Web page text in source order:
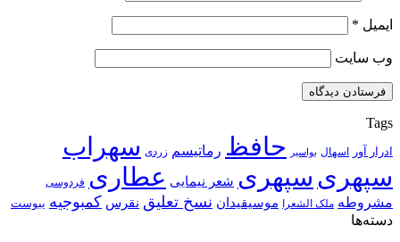
ایمیل *
وب‌ سایت
Tags
ادرار آور اسهال بواسیر حافظ رماتیسم زردی سهراب
سپهری سپهری شعر نیمایی عطاری فردوسی
مشروطه ملک الشعرا موسیقیدان نسخ تعلیق نقرس کمبوجیه یبوست
دسته‌ها